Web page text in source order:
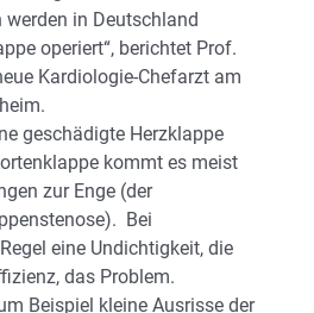
in Deutschland
operiert“, berichtet Prof.
Kardiologie-Chefarzt am
geschädigte Herzklappe
kommt es meist
zur Enge (der
Bei
eine Undichtigkeit, die
das Problem.
Beispiel kleine Ausrisse der